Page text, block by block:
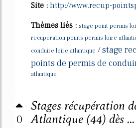
Site : http://www.recup-
Thèmes liés : stage point permis
recuperation points permis loire
conduire loire atlantique /stage
points de permis de
atlantique
0
Stages récupération
Atlantique (44) dès ...